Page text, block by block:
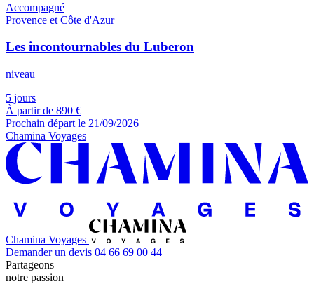
Accompagné
Provence et Côte d'Azur
Les incontournables du Luberon
niveau
5 jours
À partir de 890 €
Prochain départ le 21/09/2026
Chamina Voyages
Chamina Voyages
Demander un devis 04 66 69 00 44
Partageons
notre passion